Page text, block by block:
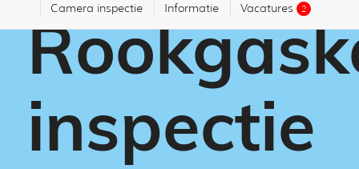
Camera inspectie Informatie Vacatures 2
inspectie